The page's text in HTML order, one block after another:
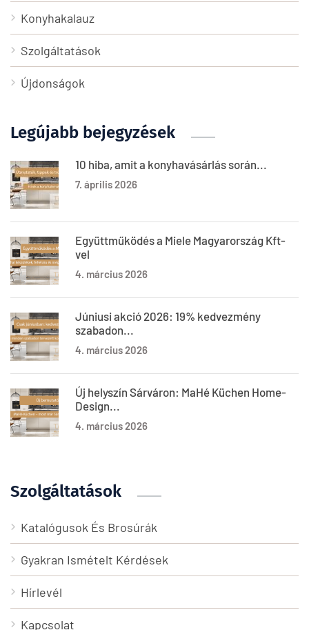
Konyhakalauz
Szolgáltatások
Újdonságok
Legújabb bejegyzések
10 hiba, amit a konyhavásárlás során...
7. április 2026
Együttműködés a Miele Magyarország Kft-
vel
4. március 2026
Júniusi akció 2026: 19% kedvezmény
szabadon...
4. március 2026
Új helyszín Sárváron: MaHé Küchen Home-
Design...
4. március 2026
Szolgáltatások
Katalógusok És Brosúrák
Gyakran Ismételt Kérdések
Hírlevél
Kapcsolat